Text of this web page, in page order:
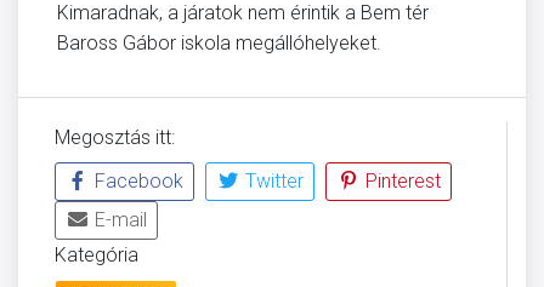
Kimaradnak, a járatok nem érintik a Bem tér
Baross Gábor iskola megállóhelyeket.
Megosztás itt:
Facebook
Twitter
Pinterest
E-mail
Kategória